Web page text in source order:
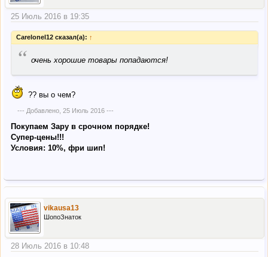
25 Июль 2016 в 19:35
Carelonel12 сказал(а): ↑
“ очень хорошие товары попадаются!
?? вы о чем?
--- Добавлено, 25 Июль 2016---
Покупаем Зару в срочном порядке!
Супер-цены!!!
Условия: 10%, фри шип!
vikausa13
ШопоЗнаток
28 Июль 2016 в 10:48